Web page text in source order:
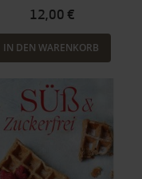
12,00 €
IN DEN WARENKORB